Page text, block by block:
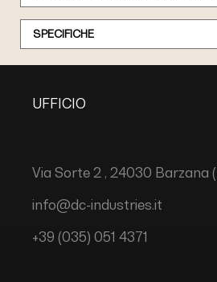
SPECIFICHE
UFFICIO
Via Sorte 2 , 24030 Barzana
info@dc-industries.it
+39 (035) 051 4371